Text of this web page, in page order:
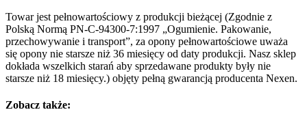
Towar jest pełnowartościowy z produkcji bieżącej (Zgodnie z
Polską Normą PN-C-94300-7:1997 „Ogumienie. Pakowanie,
przechowywanie i transport”, za opony pełnowartościowe uważa
się opony nie starsze niż 36 miesięcy od daty produkcji. Nasz sklep
dokłada wszelkich starań aby sprzedawane produkty były nie
starsze niż 18 miesięcy.) objęty pełną gwarancją producenta Nexen.
Zobacz także: